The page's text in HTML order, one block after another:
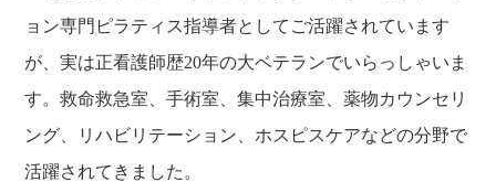
ョン専門ピラティス指導者としてご活躍されています
が、実は正看護師歴20年の大ベテランでいらっしゃいま
す。救命救急室、手術室、集中治療室 、薬物カウンセリ
ング、リハビリテーション、ホスピスケアなどの分野で
活躍されてきました。